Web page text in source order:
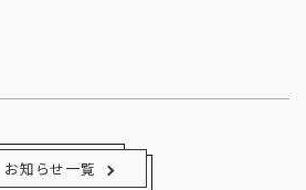
お知らせ一覧